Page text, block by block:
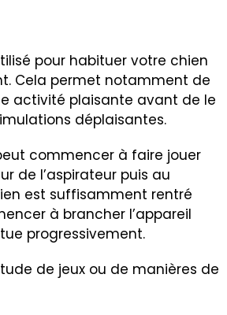
pour habituer votre chien
Cela permet notamment de
activité plaisante avant de le
déplaisantes.
commencer à faire jouer
de l’aspirateur puis au
est suffisamment rentré
à brancher l’appareil
progressivement.
de jeux ou de manières de